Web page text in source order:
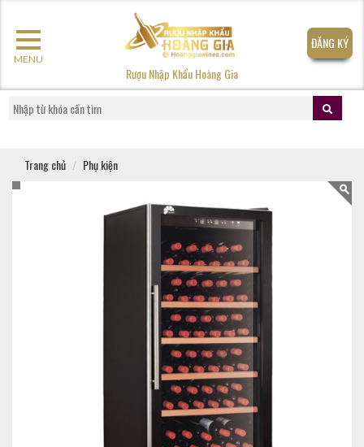
MENU
Rượu Nhập Khẩu Hoàng Gia
ĐĂNG KÝ
Trang chủ Phụ kiện